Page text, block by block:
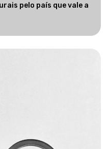
pelo país que vale a